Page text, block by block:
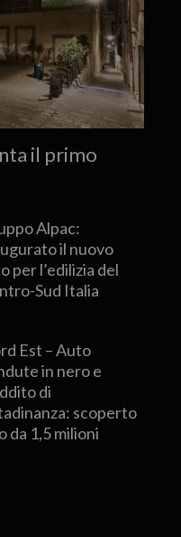
il primo
Alpac:
il nuovo
per l’edilizia del
Sud Italia
Est – Auto
in nero e
di
scoperto
da 1,5 milioni